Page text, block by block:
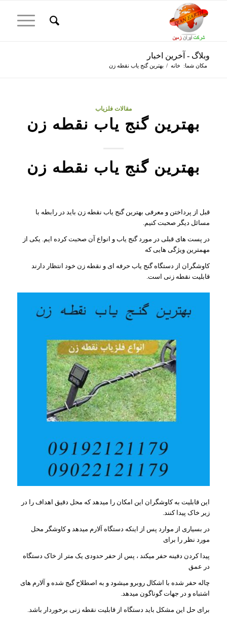
وبلاگ - آخرین اخبار
مکان شما: خانه / بهترین گنج یاب نقطه زن
مقالات فلزیاب
بهترین گنج یاب نقطه زن
بهترین گنج یاب نقطه زن
قبل از پرداختن و معرفی بهترین گنج یاب نقطه زن باید در رابطه با
مسائل دیگر صحبت کنیم.
در پست های قبلی در مورد گنج یاب و انواع آن صحبت کرده ایم. یکی از
مهمترین ویژگی هایی که
کاوشگران از دستگاه گنج یاب حرفه ای و نقطه زن خود انتظار دارند
قابلیت نقطه زنی است.
این قابلیت به کاوشگران این امکان را میدهد که محل دقیق اهداف را در
زیر خاک پیدا کنند.
در بسیاری از موارد پس از اینکه دستگاه آلارم میدهد و کاوشگر محل
مورد نظر را برای
پیدا کردن دفینه حفر میکند ، پس از حفر حدودی یک متر از خاک دستگاه
در عمق
چاله حفر شده با اشکال روبرو میشود و به اصطلاح گیج شده و آلارم های
اشتباه و در جهات گوناگون میدهد.
برای حل این مشکل باید دستگاه از قابلیت نقطه زنی برخوردار باشد.